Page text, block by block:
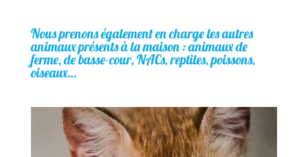
Nous prenons également en charge les autres
animaux présents à la maison :animaux de
ferme, de basse-cour,NACs, reptiles, poissons,
oiseaux…